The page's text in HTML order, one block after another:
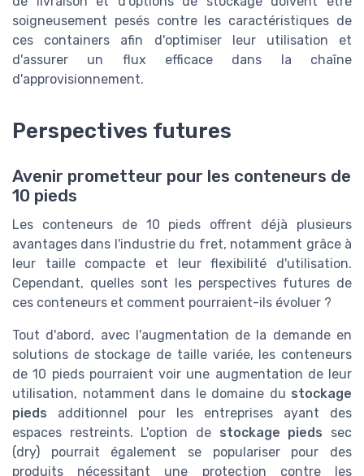
soigneusement pesés contre les caractéristiques de
ces containers afin d'optimiser leur utilisation et
d'assurer un flux efficace dans la chaîne
d'approvisionnement.
Perspectives futures
Avenir prometteur pour les conteneurs de
10 pieds
Les conteneurs de 10 pieds offrent déjà plusieurs
avantages dans l'industrie du fret, notamment grâce à
leur taille compacte et leur flexibilité d'utilisation.
Cependant, quelles sont les perspectives futures de
ces conteneurs et comment pourraient-ils évoluer ?
Tout d'abord, avec l'augmentation de la demande en
solutions de stockage de taille variée, les conteneurs
de 10 pieds pourraient voir une augmentation de leur
utilisation, notamment dans le domaine du stockage
pieds additionnel pour les entreprises ayant des
espaces restreints. L'option de stockage pieds sec
(dry) pourrait également se populariser pour des
produits nécessitant une protection contre les